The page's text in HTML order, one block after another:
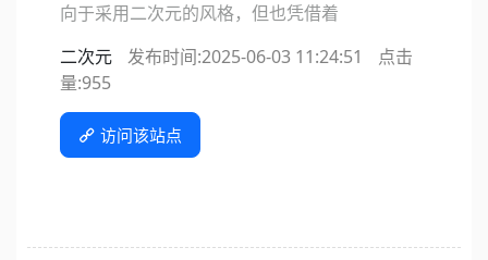
向于采用二次元的风格，但也凭借着
二次元
发布时间:2025-06-03 11:24:51
点击
量:955
访问该站点